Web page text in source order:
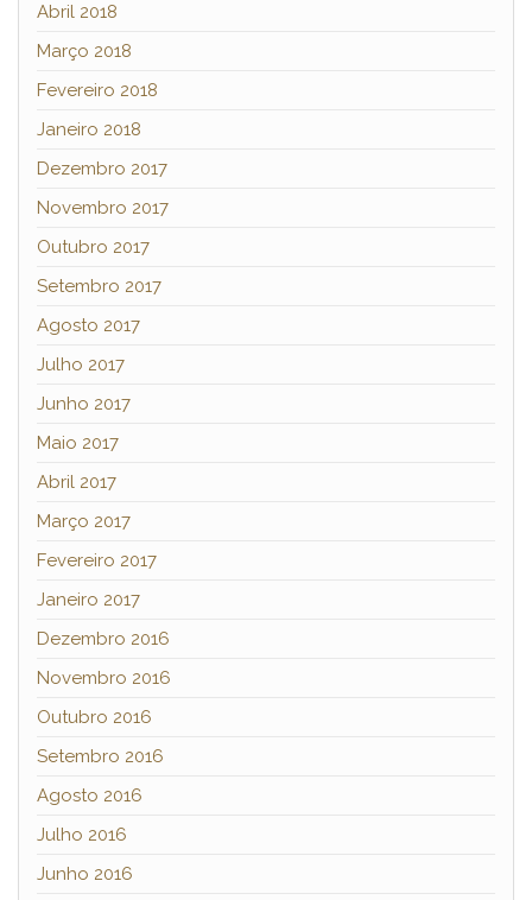
Abril 2018
Março 2018
Fevereiro 2018
Janeiro 2018
Dezembro 2017
Novembro 2017
Outubro 2017
Setembro 2017
Agosto 2017
Julho 2017
Junho 2017
Maio 2017
Abril 2017
Março 2017
Fevereiro 2017
Janeiro 2017
Dezembro 2016
Novembro 2016
Outubro 2016
Setembro 2016
Agosto 2016
Julho 2016
Junho 2016